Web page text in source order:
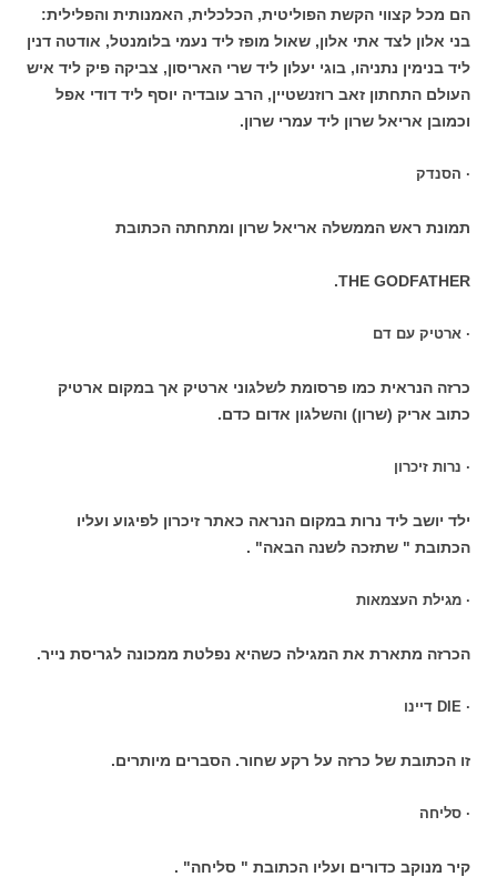
הם מכל קצווי הקשת הפוליטית, הכלכלית, האמנותית והפלילית:
בני אלון לצד אתי אלון, שאול מופז ליד נעמי בלומנטל, אודטה דנין
ליד בנימין נתניהו, בוגי יעלון ליד שרי האריסון, צביקה פיק ליד איש
העולם התחתון זאב רוזנשטיין, הרב עובדיה יוסף ליד דודי אפל
וכמובן אריאל שרון ליד עמרי שרון.
· הסנדק
תמונת ראש הממשלה אריאל שרון ומתחתה הכתובת
THE GODFATHER.
· ארטיק עם דם
כרזה הנראית כמו פרסומת לשלגוני ארטיק אך במקום ארטיק
כתוב אריק (שרון) והשלגון אדום כדם.
· נרות זיכרון
ילד יושב ליד נרות במקום הנראה כאתר זיכרון לפיגוע ועליו
הכתובת " שתזכה לשנה הבאה" .
· מגילת העצמאות
הכרזה מתארת את המגילה כשהיא נפלטת ממכונה לגריסת נייר.
· DIE דיינו
זו הכתובת של כרזה על רקע שחור. הסברים מיותרים.
· סליחה
קיר מנוקב כדורים ועליו הכתובת " סליחה" .